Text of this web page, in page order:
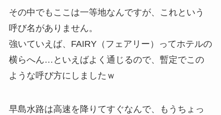
その中でもここは一等地なんですが、これという
呼び名がありません。
強いていえば、FAIRY（フェアリー）ってホテルの
横らへん…といえばよく通じるので、暫定でこの
ような呼び方にしましたｗ
早島水路は高速を降りてすぐなんで、もうちょっ